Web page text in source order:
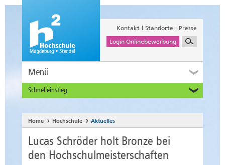
Kontakt Standorte
Presse
Login Onlinebewerbung
Menü
Schnelleinstieg
Alumni
Unternehmen und Institutionen
Studierende
Beschäftigte
Home Hochschule Aktuelles
Lucas Schröder holt Bronze bei
den Hochschulmeisterschaften